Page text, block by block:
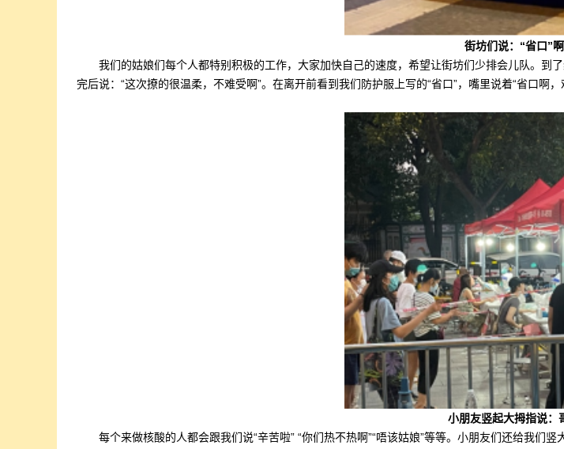
街坊们说：“省口”啊
我们的姑娘们每个人都特别积极的工作，大家加快自己的速度，希望让街坊们少排会儿队。
完后说：“这次撩的很温柔，不难受啊”。在离开前看到我们防护服上写的“省口”，嘴里说着“省口啊
小朋友竖起大拇指说：
每个来做核酸的人都会跟我们说“辛苦啦” “你们热不热啊”“唔该姑娘”等等。小朋友们还给我们